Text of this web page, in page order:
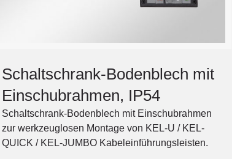
Schaltschrank-Bodenblech mit
Einschubrahmen, IP54
Schaltschrank-Bodenblech mit Einschubrahmen
zur werkzeuglosen Montage von KEL-U / KEL-
QUICK / KEL-JUMBO Kabeleinführungsleisten.